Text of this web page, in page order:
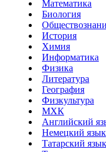
Математика
Биология
История
Химия
Информатика
Физика
Литература
География
Физкультура
МХК
Английский
Немецкий язык
Татарский язык